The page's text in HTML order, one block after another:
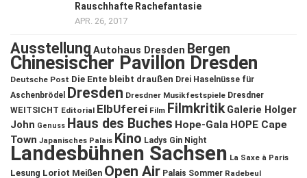
Rauschhafte Rachefantasie
APR. 26, 2017
Ausstellung Autohaus Dresden Bergen
Chinesischer Pavillon Dresden
Deutsche Post Die Ente bleibt draußen Drei Haselnüsse für
Aschenbrödel
Dresden Dresdner Musikfestspiele Dresdner
WEITSICHT Editorial ElbUferei Film Filmkritik Galerie Holger
John Genuss Haus des Buches Hope-Gala HOPE Cape
Town Japanisches Palais Kino Ladys Gin Night
Landesbühnen Sachsen La Saxe à Paris
Lesung Loriot Meißen Open Air Palais Sommer Radebeul